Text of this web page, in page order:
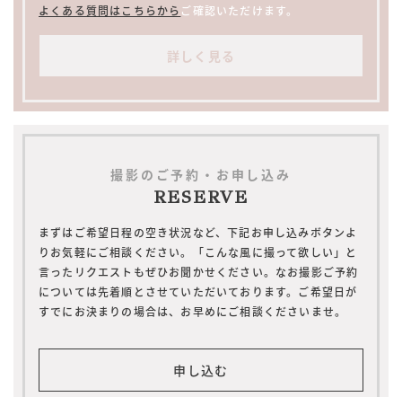
よくある質問はこちらから ご確認いただけます。
詳しく見る
撮影のご予約・お申し込み
RESERVE
まずはご希望日程の空き状況など、下記お申し込みボタンよ
りお気軽にご相談ください。「こんな風に撮って欲しい」と
言ったリクエストもぜひお聞かせください。なお撮影ご予約
については先着順とさせていただいております。ご希望日が
すでにお決まりの場合は、お早めにご相談くださいませ。
申し込む